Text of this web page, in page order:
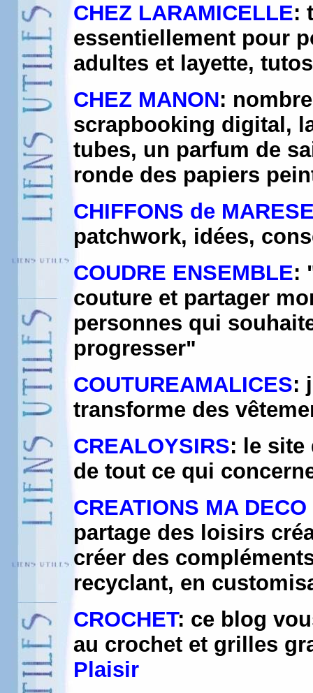
CHEZ LARAMICELLE:
essentiellement pour
adultes et layette,
CHEZ MANON:
scrapbooking digital,
tubes, un parfum de
ronde des papiers
CHIFFONS de
patchwork, idées,
COUDRE ENSEMBLE:
couture et partager
personnes qui
progresser"
COUTUREAMALICES:
transforme des
CREALOYSIRS: le site
de tout ce qui
CREATIONS MA
partage des loisirs
créer des
recyclant, en
CROCHET: ce blog
au crochet et grilles
Plaisir